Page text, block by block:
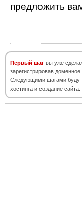
предложить
Первый шаг вы уже
зарегистрировав доменное
Следующими шагами будут
хостинга и создание сайта.